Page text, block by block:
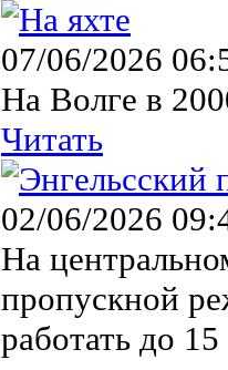
07/06/2026
На Волге в
Читать
02/06/2026
На
пропускной
работать до